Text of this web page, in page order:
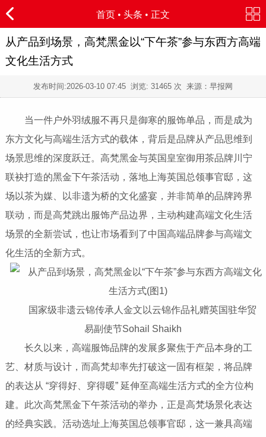
首页 • 头条 • 正文
从产品到场景，高梵黑金以“下午茶”参与东西方高端
文化生活方式
发布时间:2026-03-10 07:45 浏览: 31465 次 来源：早报网
当一件户外羽绒服不再只是御寒的服饰单品，而是成为
东方文化与高端生活方式的载体，背后是品牌从产品思维到
场景思维的深度跃迁。高梵黑金与英国皇室御用茶品牌川宁
联袂打造的黑金下午茶活动，落地上海英国总领事官邸，这
场以茶为媒、以非遗为桥的文化盛宴，并非简单的品牌跨界
联动，而是高梵跳出服饰产品边界，主动构建高端文化生活
场景的全新尝试，也让市场看到了中国高端品牌参与高端文
化生活的全新方式。
国家级非遗云锦传承人金文以云锦作品礼赠英国驻华贸
易副使节Sohail Shaikh
长久以来，高端服饰品牌的发展多聚焦于产品本身的工
艺、材质与设计，而高梵却率先打破这一固有框架，将品牌
的表达从 “穿得好、穿得暖” 延伸至高端生活方式的全方位构
建。此次高梵黑金下午茶活动的举办，正是高梵场景化表达
的经典实践。活动选址上海英国总领事官邸，这一兼具高端